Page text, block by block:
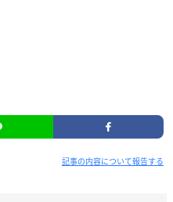
記事の内容について報告する